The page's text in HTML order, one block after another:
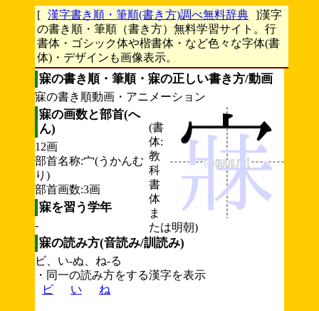
[ 漢字書き順・筆順(書き方)調べ無料辞典 ]漢字
の書き順・筆順（書き方）無料学習サイト。行
書体・ゴシック体や楷書体・など色々な字体(書
体)・デザインも画像表示。
寐の書き順・筆順・寐の正しい書き方/動画
寐の書き順動画・アニメーション
(書
体:
教
科
書
体
ま
たは明朝)
寐の画数と部首(へ
ん)
12画
部首名称:宀(うかんむ
り)
部首画数:3画
寐を習う学年
-
寐の読み方(音読み/訓読み)
ビ、い-ぬ、ね-る
・同一の読み方をする漢字を表示
ビ
い ね